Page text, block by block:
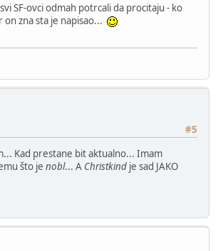
SF-ovci odmah potrcali da procitaju - ko
zna sta je napisao...
#5
Kad prestane bit aktualno... Imam
što je nobl... A Christkind je sad JAKO